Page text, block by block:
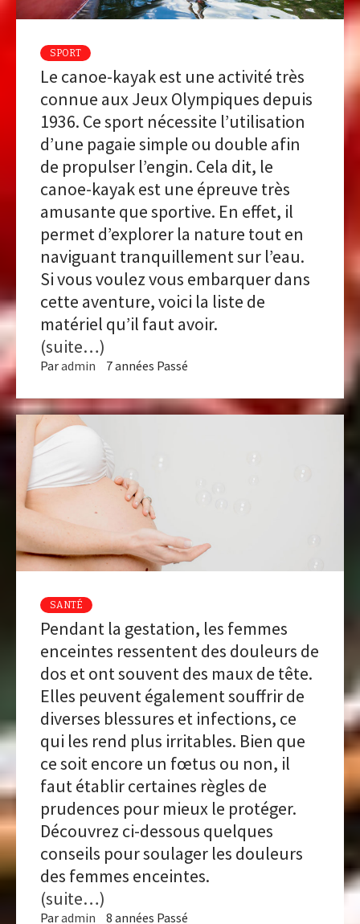
SPORT
Le canoe-kayak est une activité très
connue aux Jeux Olympiques depuis
1936. Ce sport nécessite l’utilisation
d’une pagaie simple ou double afin
de propulser l’engin. Cela dit, le
canoe-kayak est une épreuve très
amusante que sportive. En effet, il
permet d’explorer la nature tout en
naviguant tranquillement sur l’eau.
Si vous voulez vous embarquer dans
cette aventure, voici la liste de
matériel qu’il faut avoir.
(suite…)
Paradmin 7 années Passé
SANTÉ
Pendant la gestation, les femmes
enceintes ressentent des douleurs de
dos et ont souvent des maux de tête.
Elles peuvent également souffrir de
diverses blessures et infections, ce
qui les rend plus irritables. Bien que
ce soit encore un fœtus ou non, il
faut établir certaines règles de
prudences pour mieux le protéger.
Découvrez ci-dessous quelques
conseils pour soulager les douleurs
des femmes enceintes.
(suite…)
Paradmin 8 années Passé